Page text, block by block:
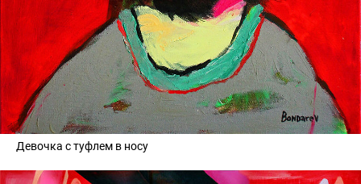
Девочка с туфлем в носу